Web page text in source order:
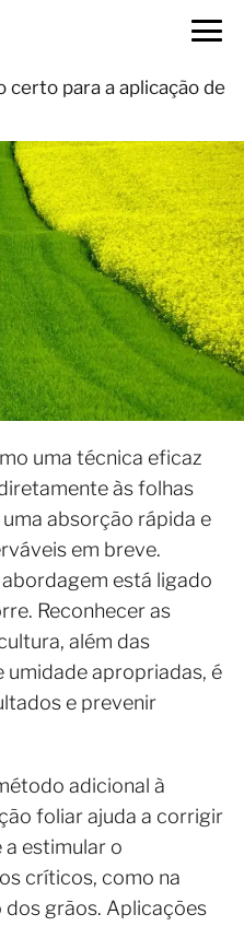
para a aplicação de
uma técnica eficaz
às folhas
absorção rápida e
em breve.
está ligado
Reconhecer as
além das
umidade apropriadas, é
e prevenir
adicional à
foliar ajuda a corrigir
estimular o
críticos, como na
grãos. Aplicações